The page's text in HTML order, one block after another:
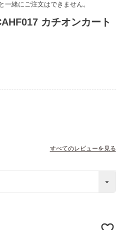
緒にご注文はできません。
カチオンカート
すべてのレビューを見る